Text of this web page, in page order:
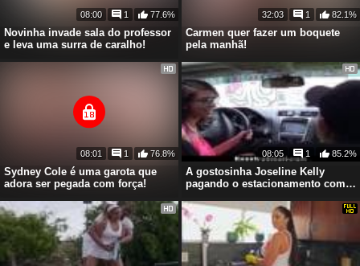
Novinha invade sala do professor
e leva uma surra de caralho!
08:00 1 77.6%
Carmen quer fazer um boquete
pela manhã!
32:03 1 82.1%
Sydney Cole é uma garota que
adora ser pegada com força!
08:01 1 76.8%
A gostosinha Joseline Kelly
pagando o estacionamento com
08:05 1 85.2%